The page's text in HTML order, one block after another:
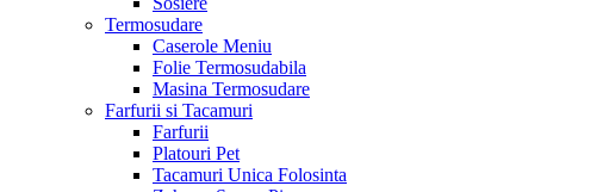
Termosudare
Caserole Meniu
Folie Termosudabila
Masina Termosudare
Farfurii si Tacamuri
Farfurii
Platouri Pet
Tacamuri Unica Folosinta